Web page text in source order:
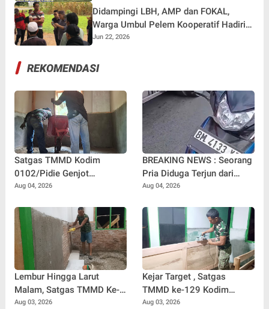
Didampingi LBH, AMP dan FOKAL,
Warga Umbul Pelem Kooperatif Hadiri
Panggilan Polres Pesawaran
Jun 22, 2026
REKOMENDASI
Satgas TMMD Kodim
0102/Pidie Genjot
Pembangunan RTLH
65 Persen
Aug 04, 2026
BREAKING NEWS : Seorang
Pria Diduga Terjun dari
Jembatan Rantau Berangin
Ditinggal di Lokasi
Aug 04, 2026
Lembur Hingga Larut
Malam, Satgas TMMD Ke-
129 Kebut Penyelesaian
Aug 03, 2026
Kejar Target , Satgas
TMMD ke-129 Kodim
0102/Pidie Lembur Pasang
Aug 03, 2026